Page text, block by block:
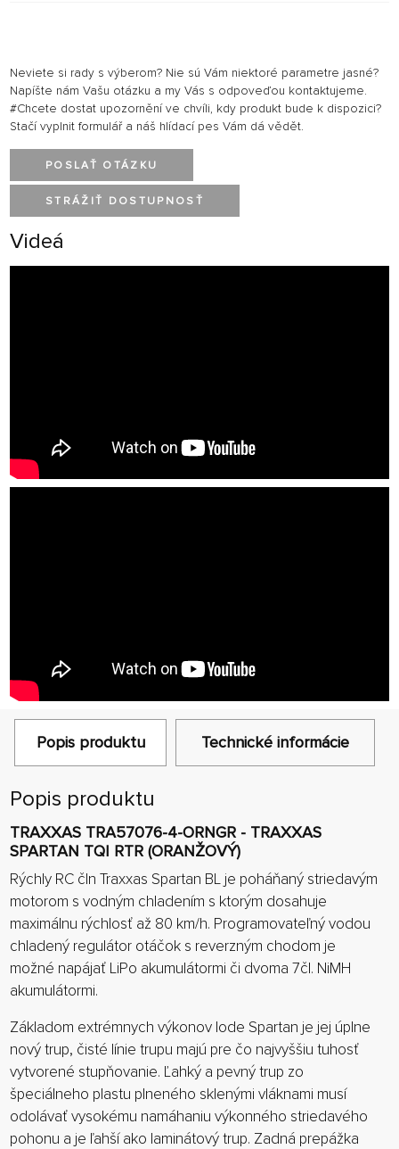
Neviete si rady s výberom? Nie sú Vám niektoré parametre jasné?
Napíšte nám Vašu otázku a my Vás s odpoveďou kontaktujeme.
#Chcete dostat upozornění ve chvíli, kdy produkt bude k dispozici?
Stačí vyplnit formulář a náš hlídací pes Vám dá vědět.
POSLAŤ OTÁZKU
STRÁŽIŤ DOSTUPNOSŤ
Videá
Popis produktu Technické informácie
Popis produktu
TRAXXAS TRA57076-4-ORNGR - TRAXXAS
SPARTAN TQI RTR (ORANŽOVÝ)
Rýchly RC čln Traxxas Spartan BL je poháňaný striedavým
motorom s vodným chladením s ktorým dosahuje
maximálnu rýchlosť až 80 km/h. Programovateľný vodou
chladený regulátor otáčok s reverzným chodom je
možné napájať LiPo akumulátormi či dvoma 7čl. NiMH
akumulátormi.
Základom extrémnych výkonov lode Spartan je jej úplne
nový trup, čisté línie trupu majú pre čo najvyššiu tuhosť
vytvorené stupňovanie. Ľahký a pevný trup zo
špeciálneho plastu plneného sklenými vláknami musí
odolávať vysokému namáhaniu výkonného striedavého
pohonu a je ľahší ako laminátový trup. Zadná prepážka